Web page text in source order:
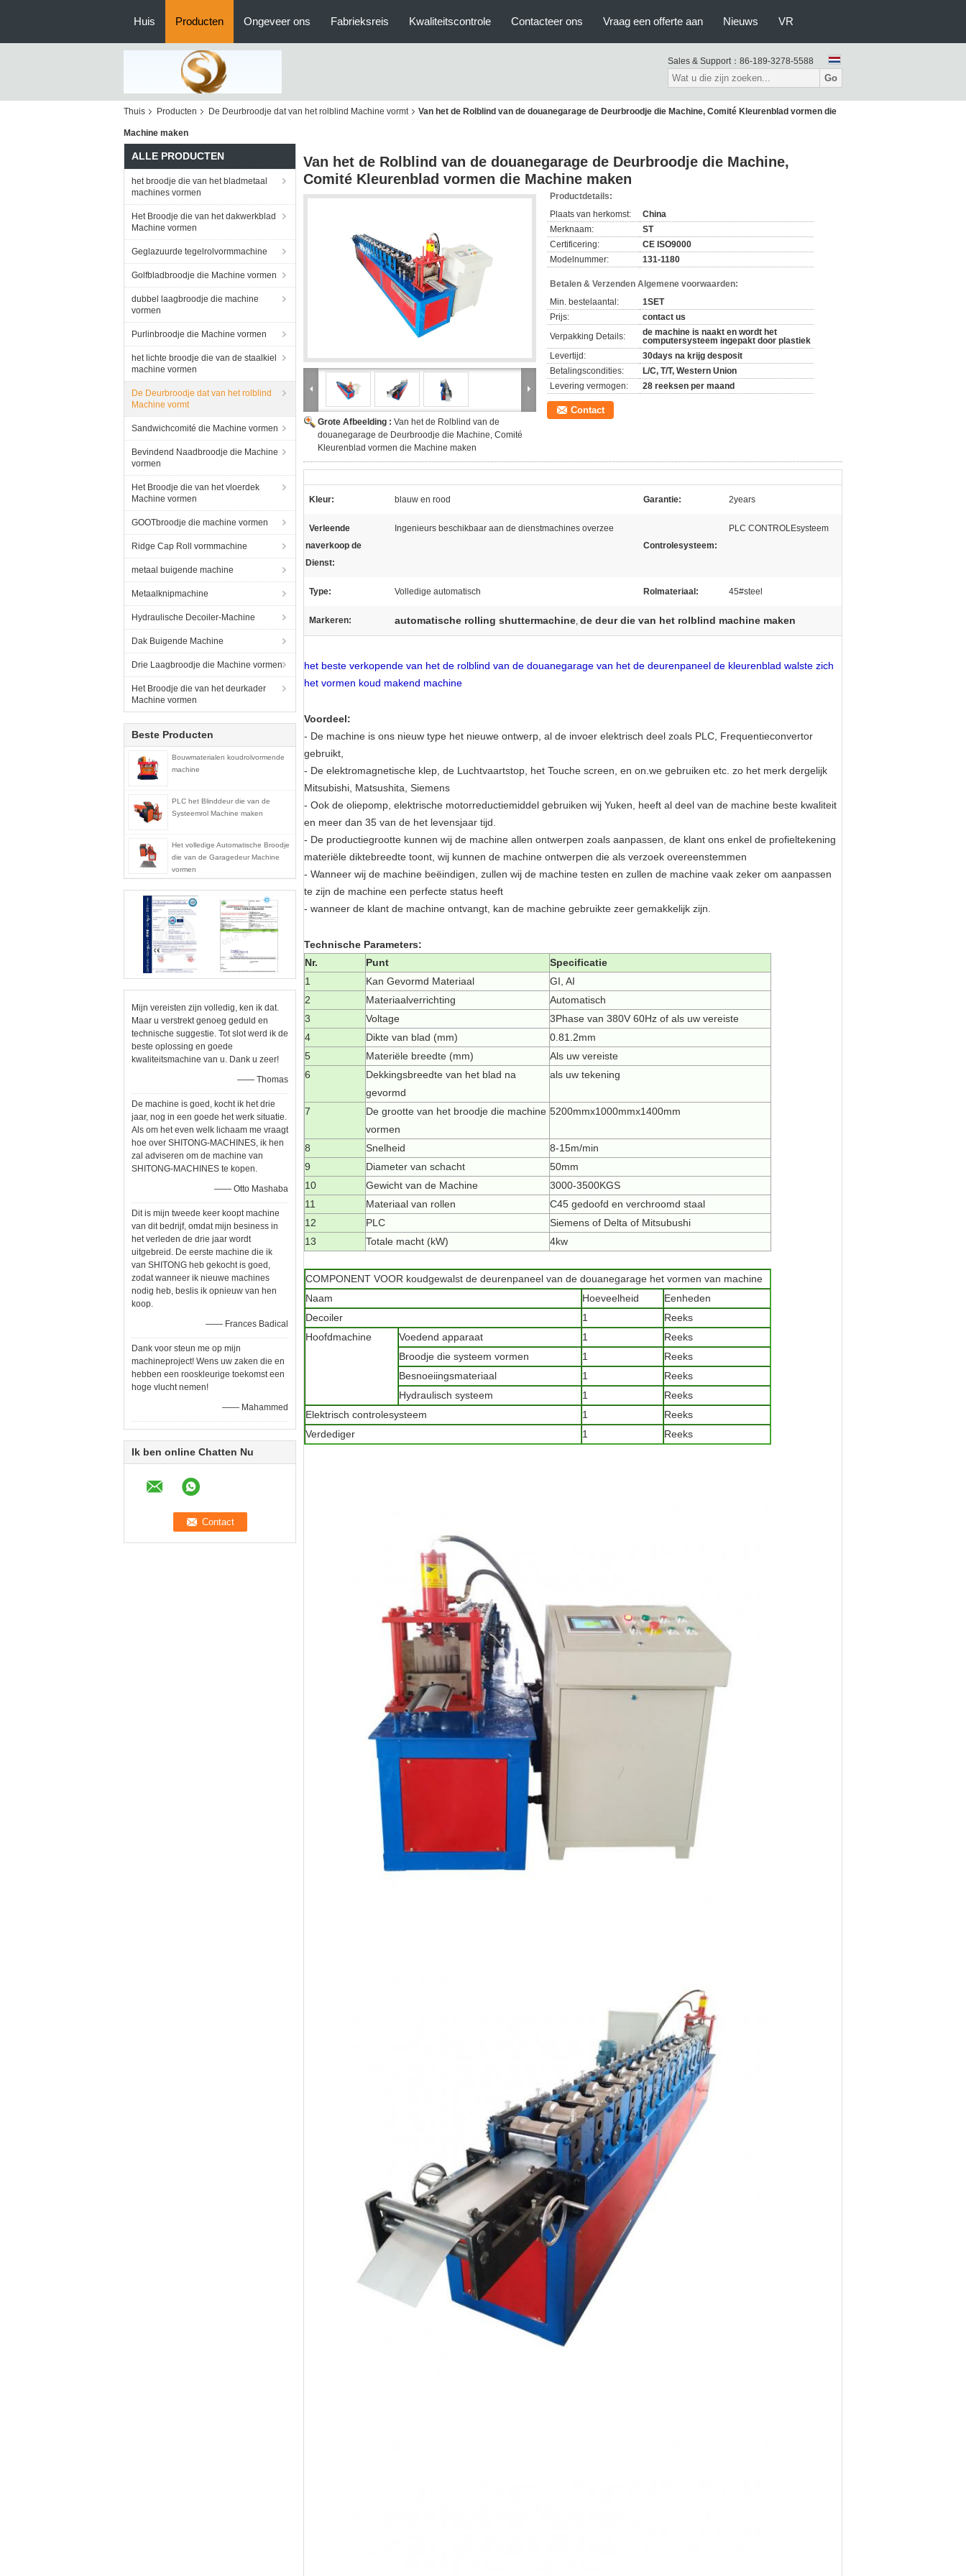
Huis Producten Ongeveer ons Fabrieksreis Kwaliteitscontrole Contacteer ons Vraag een offerte aan Nieuws VR
Sales & Support： 86-189-3278-5588
Go
Thuis Producten De Deurbroodje dat van het rolblind Machine vormt Van het de Rolblind van de douanegarage de Deurbroodje die Machine, Comité Kleurenblad vormen die
Machine maken
ALLE PRODUCTEN
het broodje die van het bladmetaal
machines vormen
Het Broodje die van het dakwerkblad
Machine vormen
Geglazuurde tegelrolvormmachine
Golfbladbroodje die Machine vormen
dubbel laagbroodje die machine
vormen
Purlinbroodje die Machine vormen
het lichte broodje die van de staalkiel
machine vormen
De Deurbroodje dat van het rolblind
Machine vormt
Sandwichcomité die Machine vormen
Bevindend Naadbroodje die Machine
vormen
Het Broodje die van het vloerdek
Machine vormen
GOOTbroodje die machine vormen
Ridge Cap Roll vormmachine
metaal buigende machine
Metaalknipmachine
Hydraulische Decoiler-Machine
Dak Buigende Machine
Drie Laagbroodje die Machine vormen
Het Broodje die van het deurkader
Machine vormen
Beste Producten
Bouwmaterialen koudrolvormende
machine
PLC het Blinddeur die van de
Systeemrol Machine maken
Het volledige Automatische Broodje
die van de Garagedeur Machine
vormen
Mijn vereisten zijn volledig, ken ik dat.
Maar u verstrekt genoeg geduld en
technische suggestie. Tot slot werd ik de
beste oplossing en goede
kwaliteitsmachine van u. Dank u zeer!
—— Thomas
De machine is goed, kocht ik het drie
jaar, nog in een goede het werk situatie.
Als om het even welk lichaam me vraagt
hoe over SHITONG-MACHINES, ik hen
zal adviseren om de machine van
SHITONG-MACHINES te kopen.
—— Otto Mashaba
Dit is mijn tweede keer koopt machine
van dit bedrijf, omdat mijn besiness in
het verleden de drie jaar wordt
uitgebreid. De eerste machine die ik
van SHITONG heb gekocht is goed,
zodat wanneer ik nieuwe machines
nodig heb, beslis ik opnieuw van hen
koop.
—— Frances Badical
Dank voor steun me op mijn
machineproject! Wens uw zaken die en
hebben een rooskleurige toekomst een
hoge vlucht nemen!
—— Mahammed
Ik ben online Chatten Nu
Van het de Rolblind van de douanegarage de Deurbroodje die Machine,
Comité Kleurenblad vormen die Machine maken
Grote Afbeelding : Van het de Rolblind van de
douanegarage de Deurbroodje die Machine, Comité
Kleurenblad vormen die Machine maken
Productdetails:
Plaats van herkomst:
China
Merknaam:
ST
Certificering:
CE ISO9000
Modelnummer:
131-1180
Betalen & Verzenden Algemene voorwaarden:
Min. bestelaantal:
1SET
Prijs:
contact us
Verpakking Details:
de machine is naakt en wordt het
computersysteem ingepakt door plastiek
Levertijd:
30days na krijg desposit
Betalingscondities:
L/C, T/T, Western Union
Levering vermogen:
28 reeksen per maand
Contact
Kleur: blauw en rood Garantie: 2years
Verleende
naverkoop de
Dienst:
Ingenieurs beschikbaar aan de dienstmachines overzee
Controlesysteem:
PLC CONTROLEsysteem
Type: Volledige automatisch Rolmateriaal: 45#steel
Markeren: automatische rolling shuttermachine, de deur die van het rolblind machine maken
het beste verkopende van het de rolblind van de douanegarage van het de deurenpaneel de kleurenblad walste zich
het vormen koud makend machine
Voordeel:
- De machine is ons nieuw type het nieuwe ontwerp, al de invoer elektrisch deel zoals PLC, Frequentieconvertor
gebruikt,
- De elektromagnetische klep, de Luchtvaartstop, het Touche screen, en on.we gebruiken etc. zo het merk dergelijk
Mitsubishi, Matsushita, Siemens
- Ook de oliepomp, elektrische motorreductiemiddel gebruiken wij Yuken, heeft al deel van de machine beste kwaliteit
en meer dan 35 van de het levensjaar tijd.
- De productiegrootte kunnen wij de machine allen ontwerpen zoals aanpassen, de klant ons enkel de profieltekening
materiële diktebreedte toont, wij kunnen de machine ontwerpen die als verzoek overeenstemmen
- Wanneer wij de machine beëindigen, zullen wij de machine testen en zullen de machine vaak zeker om aanpassen
te zijn de machine een perfecte status heeft
- wanneer de klant de machine ontvangt, kan de machine gebruikte zeer gemakkelijk zijn.
Technische Parameters:
Nr.
Punt
Specificatie
1
Kan Gevormd Materiaal
GI, AI
2
Materiaalverrichting
Automatisch
3
Voltage
3Phase van 380V 60Hz of als uw vereiste
4
Dikte van blad (mm)
0.81.2mm
5
Materiële breedte (mm)
Als uw vereiste
6
Dekkingsbreedte van het blad na
gevormd
als uw tekening
7
De grootte van het broodje die machine
vormen
5200mmx1000mmx1400mm
8 Snelheid
8-15m/min
9
Diameter van schacht
50mm
10
Gewicht van de Machine
3000-3500KGS
11
Materiaal van rollen
C45 gedoofd en verchroomd staal
12
PLC
Siemens of Delta of Mitsubushi
13
Totale macht (kW) 4kw
COMPONENT VOOR koudgewalst de deurenpaneel van de douanegarage het vormen van machine
Naam
Hoeveelheid
Eenheden
Decoiler
1
Reeks
Hoofdmachine
Voedend apparaat 1
Reeks
Broodje die systeem vormen
1
Reeks
Besnoeiingsmateriaal
1
Reeks
Hydraulisch systeem
1
Reeks
Elektrisch controlesysteem
1
Reeks
Verdediger
1 Reeks